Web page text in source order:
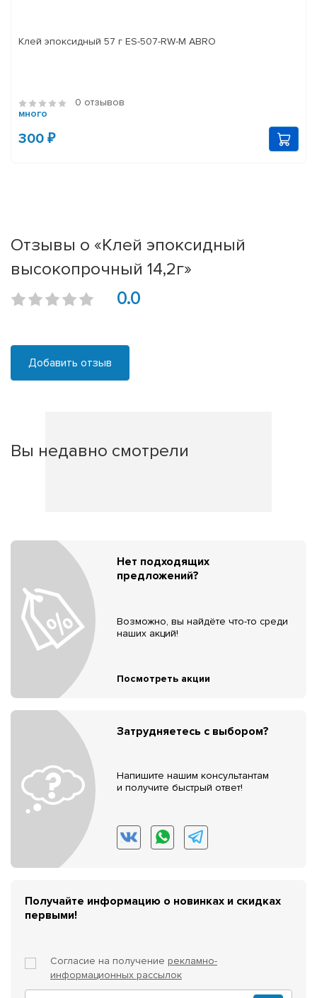
Клей эпоксидный 57 г ES-507-RW-M ABRO
0 отзывов
много
300 ₽
Отзывы о «Клей эпоксидный
высокопрочный 14,2г»
0.0
Добавить отзыв
Вы недавно смотрели
Нет подходящих
предложений?
Возможно, вы найдёте что-то среди
наших акций!
Посмотреть акции
Затрудняетесь с выбором?
Напишите нашим консультантам
и получите быстрый ответ!
Получайте информацию о новинках и скидках
первыми!
Согласие на получение рекламно-
информационных рассылок